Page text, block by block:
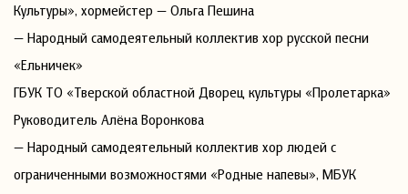
Культуры», хормейстер — Ольга Пешина
— Народный самодеятельный коллектив хор русской песни
«Ельничек»
ГБУК ТО «Тверской областной Дворец культуры «Пролетарка»
Руководитель Алёна Воронкова
— Народный самодеятельный коллектив хор людей с
ограниченными возможностями «Родные напевы», МБУК